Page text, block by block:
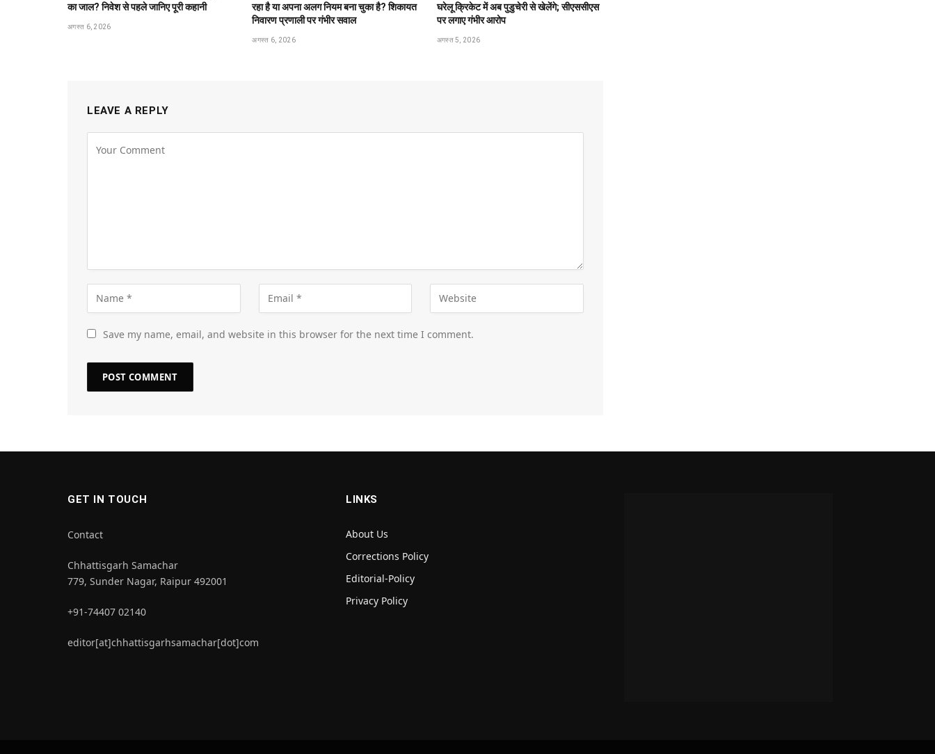
का जाल? निवेश से पहले जानिए पूरी कहानी
अगस्त 6, 2026
रहा है या अपना अलग नियम बना चुका है? शिकायत
निवारण प्रणाली पर गंभीर सवाल
अगस्त 6, 2026
घरेलू क्रिकेट में अब पुडुचेरी से खेलेंगे; सीएससीएस
पर लगाए गंभीर आरोप
अगस्त 5, 2026
LEAVE A REPLY
Save my name, email, and website in this browser for the next time I comment.
GET IN TOUCH
Contact
Chhattisgarh Samachar
779, Sunder Nagar, Raipur 492001
+91-74407 02140
editor[at]chhattisgarhsamachar[dot]com
LINKS
About Us
Corrections Policy
Editorial-Policy
Privacy Policy